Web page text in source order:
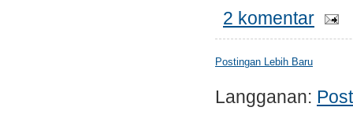
2 komentar
Postingan Lebih Baru
Langganan: